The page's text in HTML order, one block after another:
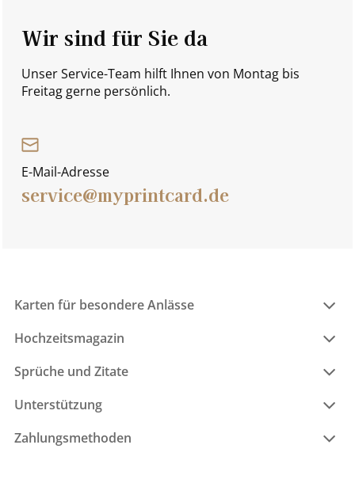
Wir sind für Sie da
Unser Service-Team hilft Ihnen von Montag bis
Freitag gerne persönlich.
E-Mail-Adresse
service@myprintcard.de
Karten für besondere Anlässe
Hochzeitsmagazin
Sprüche und Zitate
Unterstützung
Zahlungsmethoden